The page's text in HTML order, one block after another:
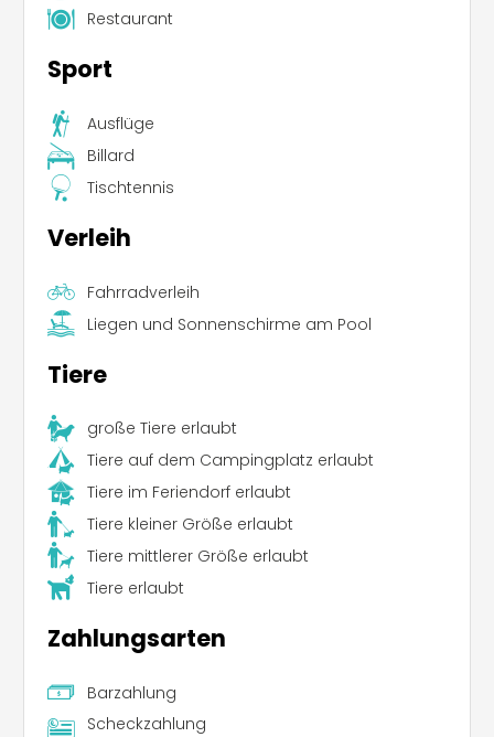
Restaurant
Sport
Ausflüge
Billard
Tischtennis
Verleih
Fahrradverleih
Liegen und Sonnenschirme am Pool
Tiere
große Tiere erlaubt
Tiere auf dem Campingplatz erlaubt
Tiere im Feriendorf erlaubt
Tiere kleiner Größe erlaubt
Tiere mittlerer Größe erlaubt
Tiere erlaubt
Zahlungsarten
Barzahlung
Scheckzahlung